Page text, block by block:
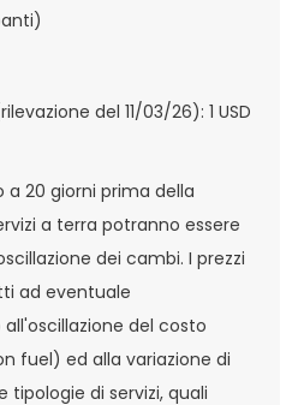
del 11/03/26): 1 USD
20 giorni prima della
a terra potranno essere
dei cambi. I prezzi
ad eventuale
del costo
fuel) ed alla variazione di
tipologie di servizi, quali